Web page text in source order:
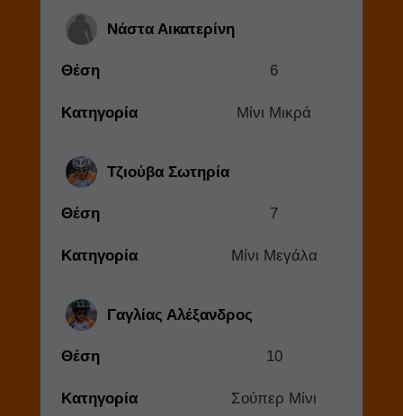
Νάστα Αικατερίνη
Θέση 6
Κατηγορία Μίνι Μικρά
Τζιούβα Σωτηρία
Θέση 7
Κατηγορία Μίνι Μεγάλα
Γαγλίας Αλέξανδρος
Θέση 10
Κατηγορία Σούπερ Μίνι